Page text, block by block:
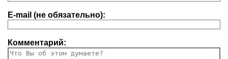
E-mail (не обязательно):
Комментарий: